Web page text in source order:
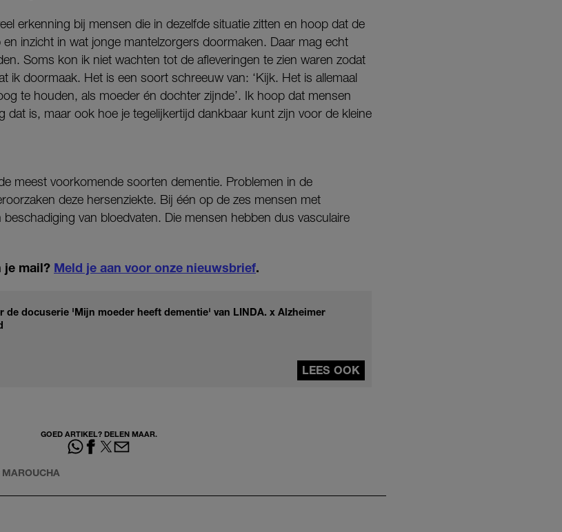
erkenning bij mensen die in dezelfde situatie zitten en hoop dat de
inzicht in wat jonge mantelzorgers doormaken. Daar mag echt
Soms kon ik niet wachten tot de afleveringen te zien waren zodat
ik doormaak. Het is een soort schreeuw van: ‘Kijk. Het is allemaal
te houden, als moeder én dochter zijnde’. Ik hoop dat mensen
dat is, maar ook hoe je tegelijkertijd dankbaar kunt zijn voor de kleine
meest voorkomende soorten dementie. Problemen in de
deze hersenziekte. Bij één op de zes mensen met
van bloedvaten. Die mensen hebben dus vasculaire
je mail? Meld je aan voor onze nieuwsbrief.
de docuserie 'Mijn moeder heeft dementie' van LINDA. x Alzheimer
LEES OOK
GOED ARTIKEL? DELEN MAAR.
MAROUCHA